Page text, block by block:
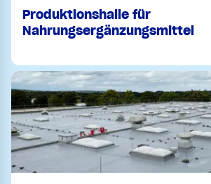
Produktionshalle für
Nahrungsergänzungsmittel